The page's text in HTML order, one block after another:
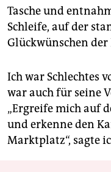
Tasche und
Schleife, auf der
Glückwünschen der
Ich war Schlechtes
war auch für seine
„Ergreife mich auf
und erkenne den
Marktplatz“, sagte